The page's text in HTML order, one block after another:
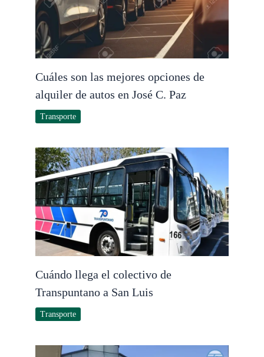
Cuáles son las mejores opciones de
alquiler de autos en José C. Paz
Transporte
Cuándo llega el colectivo de
Transpuntano a San Luis
Transporte